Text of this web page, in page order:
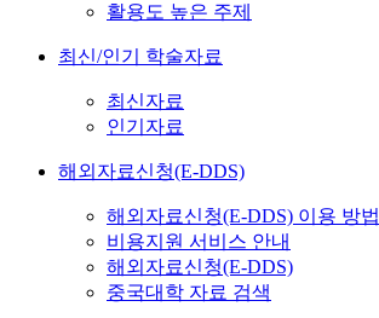
활용도 높은 주제
최신/인기 학술자료
최신자료
인기자료
해외자료신청(E-DDS)
해외자료신청(E-DDS) 이용 방법
비용지원 서비스 안내
해외자료신청(E-DDS)
중국대학 자료 검색